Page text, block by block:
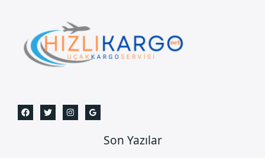
Son Yazılar